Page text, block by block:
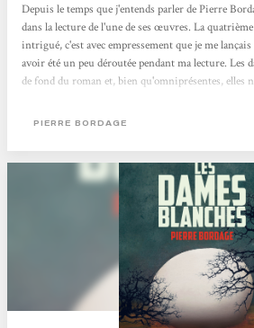
Depuis le temps que j'entends parler de Pierre
dans la lecture de l'une de ses œuvres. La
intrigué, c'est avec empressement que je me
avoir été un peu déroutée pendant ma lecture. Les
de fond du roman et, bien qu'omniprésentes, elles
petit bout de son histoire, puis le retrouver
PIERRE BORDAGE